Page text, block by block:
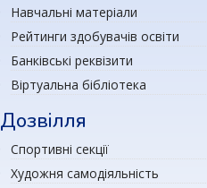
Навчальні матеріали
Рейтинги здобувачів освіти
Банківські реквізити
Віртуальна бібліотека
Дозвілля
Спортивні секції
Художня самодіяльність